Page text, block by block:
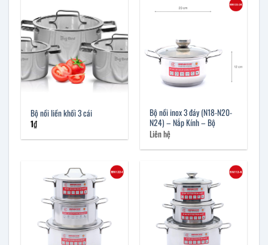
Bộ nồi liền khối 3 cái
1₫
Bộ nồi inox 3 đáy (N18-N20-
N24) – Nắp Kính – Bộ
Liên hệ